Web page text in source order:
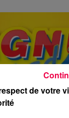
de votre